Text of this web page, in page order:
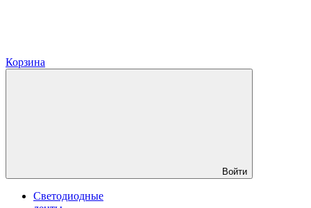
Корзина
Войти
Светодиодные